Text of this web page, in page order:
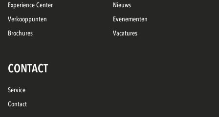
Experience Center
Verkooppunten
Brochures
Nieuws
Evenementen
Vacatures
CONTACT
Service
Contact